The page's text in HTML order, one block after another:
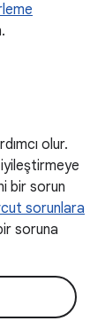
olur.
bir sorun
sorunlara
soruna